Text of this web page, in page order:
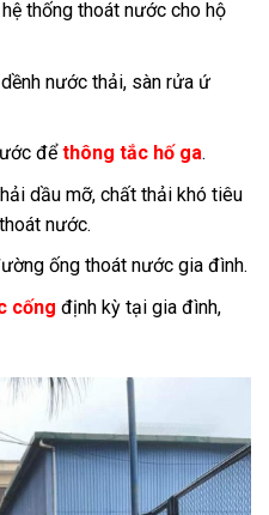
thống thoát nước cho hộ
nước thải, sàn rửa ứ
đểthông tắc hố ga.
dầu mỡ, chất thải khó tiêu
nước.
ống thoát nước gia đình.
cống định kỳ tại gia đình,